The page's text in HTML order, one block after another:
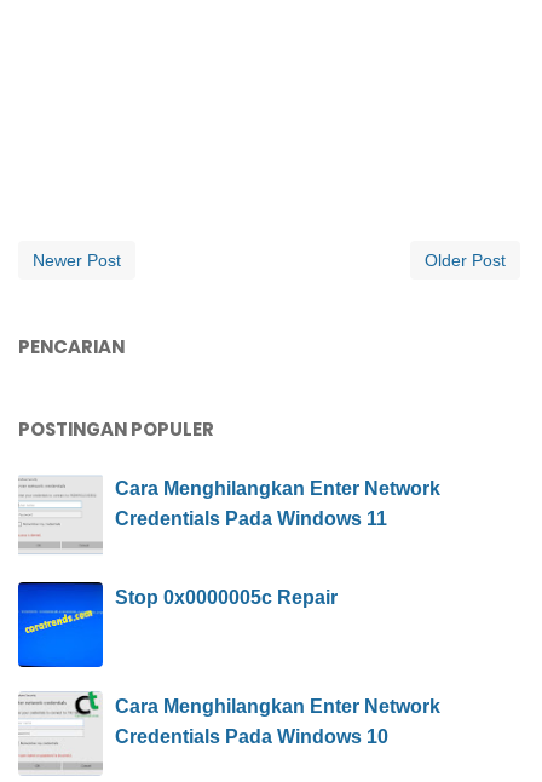
Newer Post Older Post
PENCARIAN
POSTINGAN POPULER
Cara Menghilangkan Enter Network
Credentials Pada Windows 11
Stop 0x0000005c Repair
Cara Menghilangkan Enter Network
Credentials Pada Windows 10